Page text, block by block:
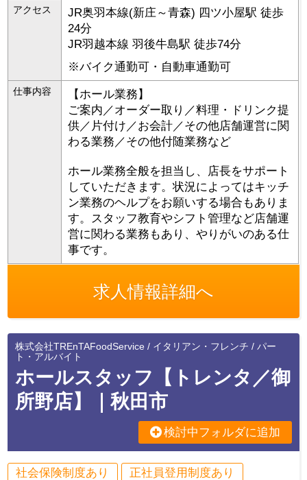
アクセス
JR奥羽本線(新庄～青森) 四ツ小屋駅 徒歩
24分
JR羽越本線 羽後牛島駅 徒歩74分
※バイク通勤可・自動車通勤可
仕事内容
【ホール業務】
ご案内／オーダー取り／料理・ドリンク提
供／片付け／お会計／その他店舗運営に関
わる業務／その他付随業務など
ホール業務全般を担当し、店長をサポート
していただきます。状況によってはキッチ
ン業務のヘルプをお願いする場合もありま
す。スタッフ教育やシフト管理など店舗運
営に関わる業務もあり、やりがいのある仕
事です。
求人情報詳細へ
株式会社TREnTAFoodService / イタリアン・フレンチ / パー
ト・アルバイト
ホールスタッフ【トレンタ／御
所野店】｜秋田市
検討中フォルダに追加
社会保険制度あり
正社員登用制度あり